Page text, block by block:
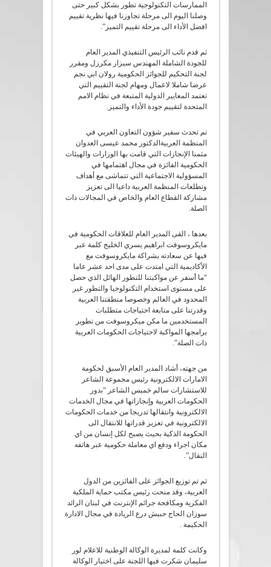
الممارسات التكنولوجية تطور بشكل كبير حتى
وصلنا اليوم الى مرحلة تجاوزنا فيها نظرية تقييم
افضل الأداء الى مرحلة تقييم التميز”.
ثم قدم نائب الرئيس التنفيذي المدير العام
للجودة الشاملة المهندس سيزار مكرزل ومقرر
لجنة التحكيم للجوائز الحكومية رولان ابي نجم
عرضا شاملا لاعمال ومهام لجنة التقييم التي
تعتمد المعايير الدولية المتبعة في نظام الامم
المتحدة لتقييم جودة الأداء والتميز.
تم تحدث سفير شؤون التعاون العربي في
المنظمة العربيةالدكتور محمد عيسى العدوان
مثمنا الإنجازات التي قامت بها الوزارات والهيئات
الحكومية الفائزة في مجال اهتمامها في
المسؤولية الاجتماعية التي تتماشى مع أهداف
وتطلعات المنظمة العربية داعيا الى تعزيز
مشاركة القطاع العام والخاص في المجالات ذات
الصلة.
بعدها ، القى المدير العام للعلاقات الحكومية في
مايكروسوفت ابراهيم يسري الخليج كلمة عبر
فيها عن سعادته بشراكة مايكروسوفت مع
الأكاديمية التي امتدت على مدى احد عشر عاما
“ما أسفر عن مواكبتنا للتطور الهائل الذي حصل
على مستوى استخدام التكنولوجيا والتطور غير
المحدود في العالم وخصوصا منطقتنا العربية
وقدرتنا على متابعة احتياجات متطلبات
المستخدمين ما مكن ميكروسوفت من تطوير
برامجها المواكبة لاحتياجات الحكومات العربية
ذات الصلة”.
من جهته، أشاد المدير العام الأسبق لحكومة
الامارات الالكترونية رئيس مجموعة الشاعر
للاستشارات سالم خميس الشاعر “بدور
الحكومات العربية وإنجازاتها في مجال الخدمات
الالكترونية وانتقالها تدريجا من خدمات الحكومات
الالكترونية في تعزيز قدراتها للانتقال الى
الحكومة الذكية بحيث يصبح لكل إنسان من اي
مكان اجراء ودفع اي معاملة حكومية عبر هاتفه
النقال”.
ثم تم توزيع الجوائز على الفائزين من الدول
العربية، وقد منحت رئيس مكتب حماية الملكية
الفكرية ومكافحة جرائم الإنترنت في لبنان الرائد
سوزان الحاج حبيش درع الريادة في مجال الادارة
الحكيمة .
وكانت كلمة لمديرة الوكالة الوطنية للاعلام لور
سليمان شكرت فيها اللجنة على اختيار الوكالة